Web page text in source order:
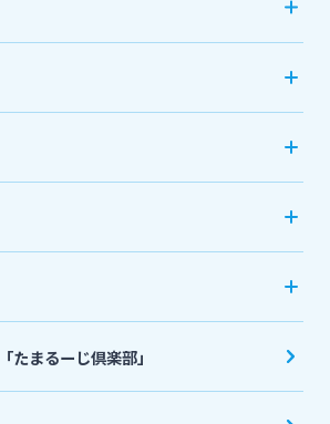
ワン）」
ン
険
命保険）
年金（iDeCo）
ス
建小切手取立
たまるーじ倶楽部」